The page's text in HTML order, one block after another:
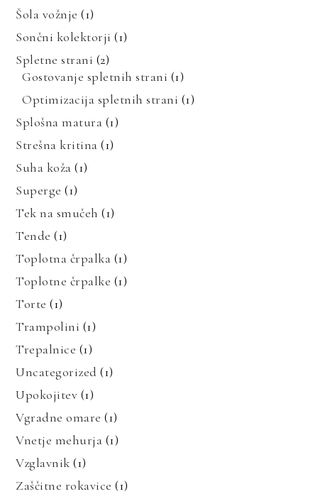
Šola vožnje (1)
Sončni kolektorji (1)
Spletne strani (2)
Gostovanje spletnih strani (1)
Optimizacija spletnih strani (1)
Splošna matura (1)
Strešna kritina (1)
Suha koža (1)
Superge (1)
Tek na smučeh (1)
Tende (1)
Toplotna črpalka (1)
Toplotne črpalke (1)
Torte (1)
Trampolini (1)
Trepalnice (1)
Uncategorized (1)
Upokojitev (1)
Vgradne omare (1)
Vnetje mehurja (1)
Vzglavnik (1)
Zaščitne rokavice (1)